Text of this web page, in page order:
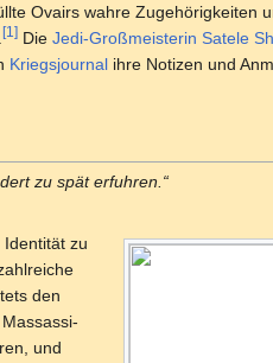
Ovairs wahre Zugehörigkeiten
[1] Die Jedi-Großmeisterin Satele
Kriegsjournal ihre Notizen und
zu spät erfuhren.“
zu
den
und